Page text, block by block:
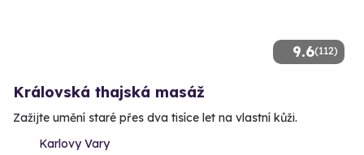
9.6(112)
Královská thajská masáž
Zažijte umění staré přes dva tisíce let na vlastní kůži.
Karlovy Vary